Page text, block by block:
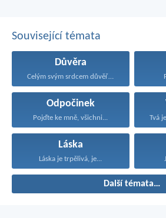
Související témata
Důvěra
Celým svým srdcem důvěřuj...
Odpočinek
Pojďte ke mně, všichni... Tvá
Láska
Láska je trpělivá, je...
Další témata…